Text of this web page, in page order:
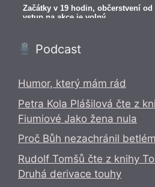
Podcast
Humor, který mám rád
Petra Kola Plášilová čte z
Fiumiové Jako žena nula
Proč Bůh nezachránil
Rudolf Tomšů čte z knihy
Druhá derivace touhy